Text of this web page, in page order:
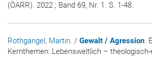
(ÖARR). 2022 ; Band 69, Nr. 1. S. 1-48.
Rothgangel, Martin. / Gewalt / Agression.
Kernthemen: Lebensweltlich –